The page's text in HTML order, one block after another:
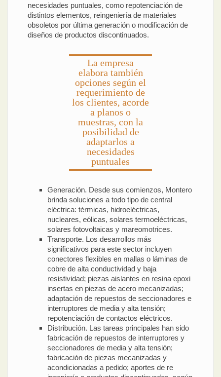
necesidades puntuales, como repotenciación de
distintos elementos, reingeniería de materiales
obsoletos por última generación o modificación de
diseños de productos discontinuados.
La empresa
elabora también
opciones según el
requerimiento de
los clientes, acorde
a planos o
muestras, con la
posibilidad de
adaptarlos a
necesidades
puntuales
Generación. Desde sus comienzos, Montero
brinda soluciones a todo tipo de central
eléctrica: térmicas, hidroeléctricas,
nucleares, eólicas, solares termoeléctricas,
solares fotovoltaicas y mareomotrices.
Transporte. Los desarrollos más
significativos para este sector incluyen
conectores flexibles en mallas o láminas de
cobre de alta conductividad y baja
resistividad; piezas aislantes en resina epoxi
insertas en piezas de acero mecanizadas;
adaptación de repuestos de seccionadores e
interruptores de media y alta tensión;
repotenciación de contactos eléctricos.
Distribución. Las tareas principales han sido
fabricación de repuestos de interruptores y
seccionadores de media y alta tensión;
fabricación de piezas mecanizadas y
acondicionadas a pedido; aportes de re